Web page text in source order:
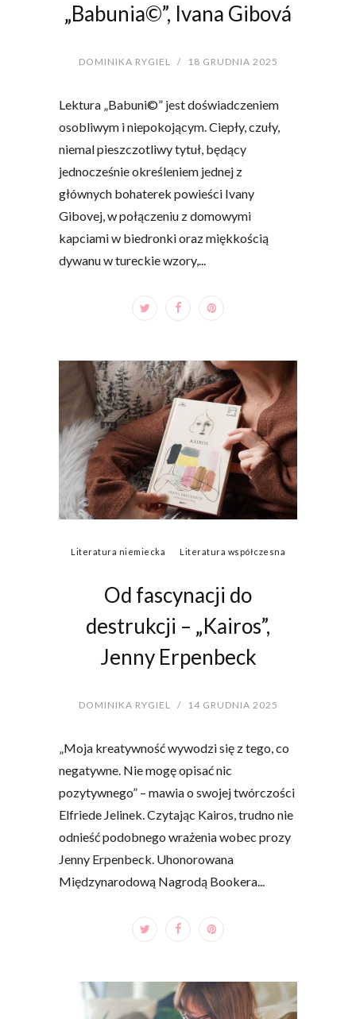
„Babunia©”, Ivana Gibová
DOMINIKA RYGIEL / 18 GRUDNIA 2025
Lektura „Babuni©” jest doświadczeniem
osobliwym i niepokojącym. Ciepły, czuły,
niemal pieszczotliwy tytuł, będący
jednocześnie określeniem jednej z
głównych bohaterek powieści Ivany
Gibovej, w połączeniu z domowymi
kapciami w biedronki oraz miękkością
dywanu w tureckie wzory,...
Literatura niemiecka Literatura współczesna
Od fascynacji do
destrukcji – „Kairos”,
Jenny Erpenbeck
DOMINIKA RYGIEL / 14 GRUDNIA 2025
„Moja kreatywność wywodzi się z tego, co
negatywne. Nie mogę opisać nic
pozytywnego” – mawia o swojej twórczości
Elfriede Jelinek. Czytając Kairos, trudno nie
odnieść podobnego wrażenia wobec prozy
Jenny Erpenbeck. Uhonorowana
Międzynarodową Nagrodą Bookera...